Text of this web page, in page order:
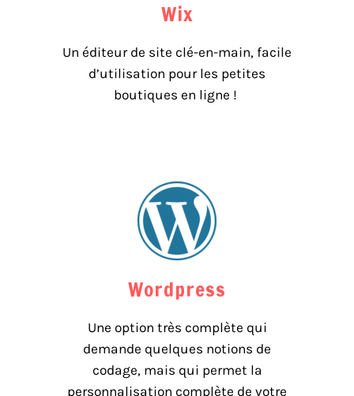
Wix
Un éditeur de site clé-en-main, facile
d’utilisation pour les petites
boutiques en ligne !
Wordpress
Une option très complète qui
demande quelques notions de
codage, mais qui permet la
personnalisation complète de votre